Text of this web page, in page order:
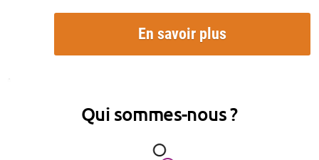
En savoir plus
Qui sommes-nous ?